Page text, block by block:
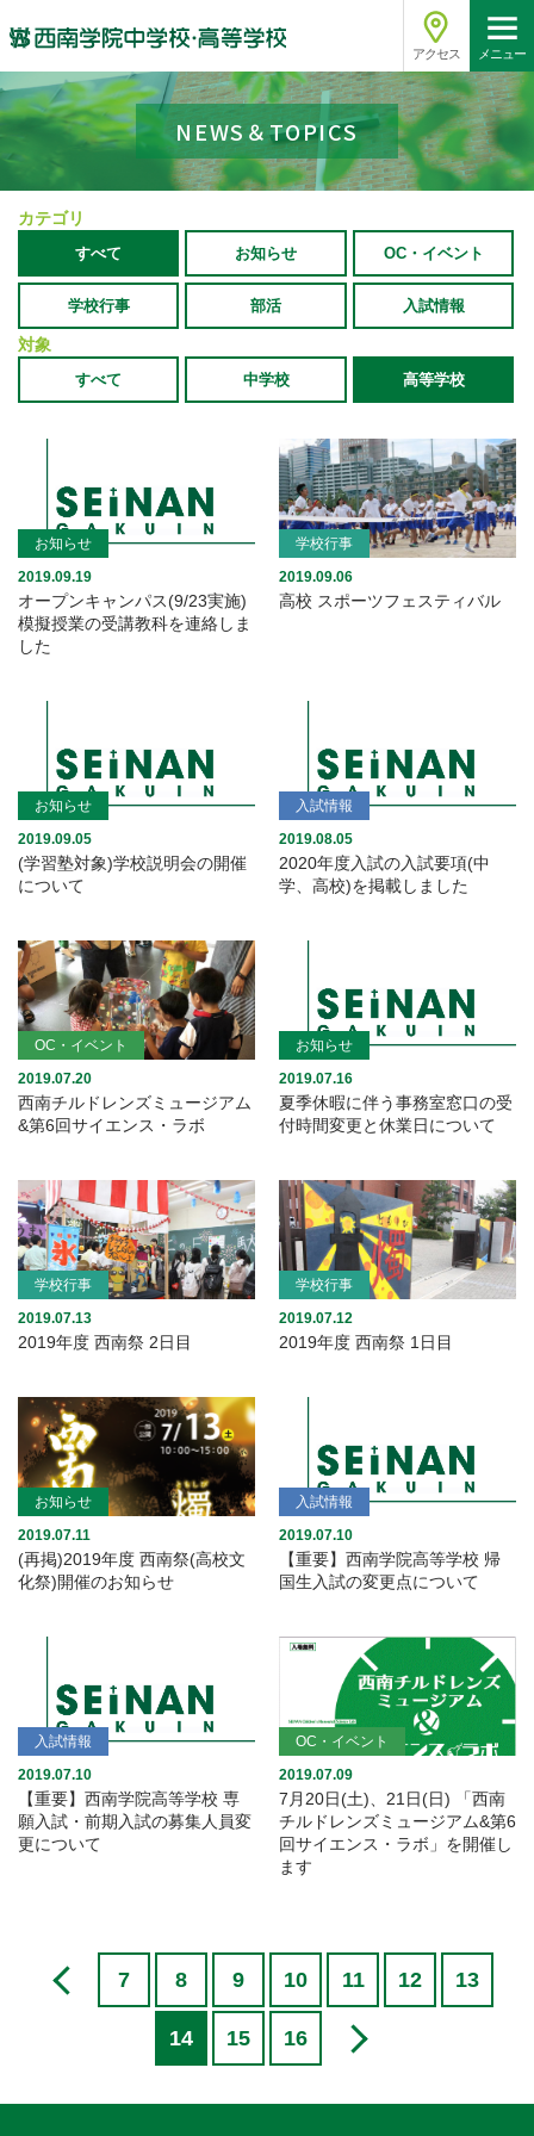
アクセス メニュー
NEWS＆TOPICS
カテゴリ
すべて お知らせ OC・イベント
学校行事 部活 入試情報
対象
すべて 中学校 高等学校
お知らせ
2019.09.19
オープンキャンパス(9/23実施)
模擬授業の受講教科を連絡しま
した
学校行事
2019.09.06
高校 スポーツフェスティバル
お知らせ
2019.09.05
(学習塾対象)学校説明会の開催
について
入試情報
2019.08.05
2020年度入試の入試要項(中
学、高校)を掲載しました
OC・イベント
2019.07.20
西南チルドレンズミュージアム
&第6回サイエンス・ラボ
お知らせ
2019.07.16
夏季休暇に伴う事務室窓口の受
付時間変更と休業日について
学校行事
2019.07.13
2019年度 西南祭 2日目
学校行事
2019.07.12
2019年度 西南祭 1日目
お知らせ
2019.07.11
(再掲)2019年度 西南祭(高校文
化祭)開催のお知らせ
入試情報
2019.07.10
【重要】西南学院高等学校 帰
国生入試の変更点について
入試情報
2019.07.10
【重要】西南学院高等学校 専
願入試・前期入試の募集人員変
更について
OC・イベント
2019.07.09
7月20日(土)、21日(日) 「西南
チルドレンズミュージアム&第6
回サイエンス・ラボ」を開催し
ます
7 8 9 10 11 12 13
14 15 16